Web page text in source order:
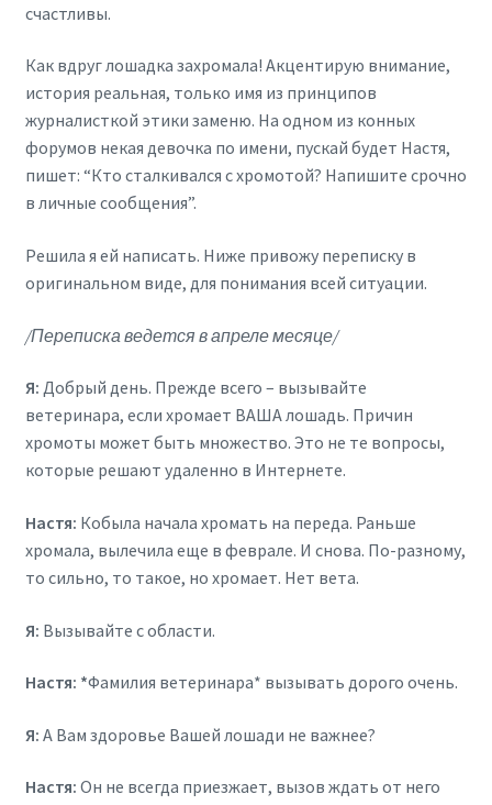
счастливы.
Как вдруг лошадка захромала! Акцентирую внимание,
история реальная, только имя из принципов
журналисткой этики заменю. На одном из конных
форумов некая девочка по имени, пускай будет Настя,
пишет: “Кто сталкивался с хромотой? Напишите срочно
в личные сообщения”.
Решила я ей написать. Ниже привожу переписку в
оригинальном виде, для понимания всей ситуации.
/Переписка ведется в апреле месяце/
Я: Добрый день. Прежде всего – вызывайте
ветеринара, если хромает ВАША лошадь. Причин
хромоты может быть множество. Это не те вопросы,
которые решают удаленно в Интернете.
Настя: Кобыла начала хромать на переда. Раньше
хромала, вылечила еще в феврале. И снова. По-разному,
то сильно, то такое, но хромает. Нет вета.
Я: Вызывайте с области.
Настя: *Фамилия ветеринара* вызывать дорого очень.
Я: А Вам здоровье Вашей лошади не важнее?
Настя: Он не всегда приезжает, вызов ждать от него